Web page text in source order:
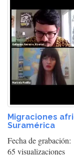
Migraciones
Suramérica
Fecha de grabación:
65 visualizaciones